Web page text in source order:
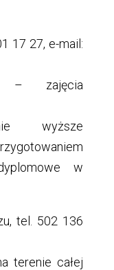
17 27, e-mail:
– zajęcia
wyższe
w
tel. 502 136
terenie całej